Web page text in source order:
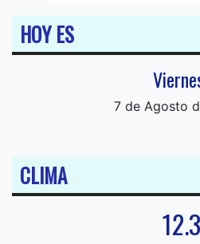
HOY ES
7 de Agosto
CLIMA